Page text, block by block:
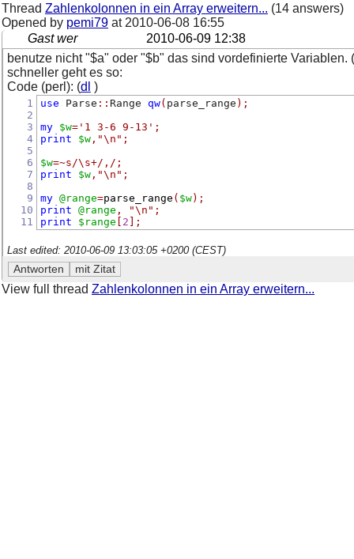
Thread Zahlenkolonnen in ein Array erweitern... (14 answers)
Opened by pemi79 at 2010-06-08 16:55
Gast wer
2010-06-09 12:38
benutze nicht "$a" oder "$b" das sind vordefinierte Variablen.
schneller geht es so:
Code (perl): (dl )
1
2
3
4
5
6
7
8
9
10
11
use Parse :: Range qw( parse_range );
my
$w='1 3-6 9-13' ;
print
$w, "\n" ;
$w=~s/\s+/,/ ;
print
$w, "\n" ;
my @range=parse_range ( $w);
print @range , "\n" ;
print
$range 2 ];
Last edited: 2010-06-09 13:03:05 +0200 (CEST)
View full thread Zahlenkolonnen in ein Array erweitern...